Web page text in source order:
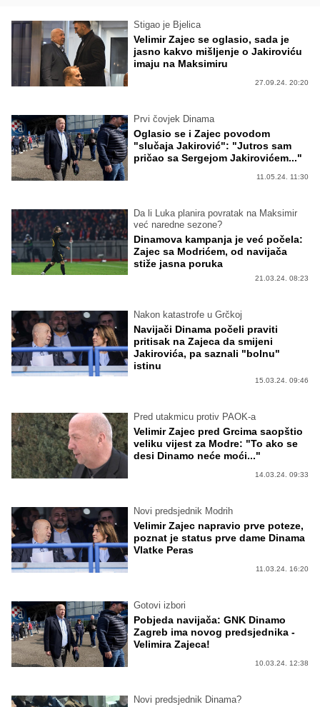
Stigao je Bjelica
Velimir Zajec se oglasio, sada je
jasno kakvo mišljenje o Jakiroviću
imaju na Maksimiru
27.09.24. 20:20
Prvi čovjek Dinama
Oglasio se i Zajec povodom
"slučaja Jakirović": "Jutros sam
pričao sa Sergejom Jakirovićem..."
11.05.24. 11:30
Da li Luka planira povratak na Maksimir
već naredne sezone?
Dinamova kampanja je već počela:
Zajec sa Modrićem, od navijača
stiže jasna poruka
21.03.24. 08:23
Nakon katastrofe u Grčkoj
Navijači Dinama počeli praviti
pritisak na Zajeca da smijeni
Jakirovića, pa saznali "bolnu"
istinu
15.03.24. 09:46
Pred utakmicu protiv PAOK-a
Velimir Zajec pred Grcima saopštio
veliku vijest za Modre: "To ako se
desi Dinamo neće moći..."
14.03.24. 09:33
Novi predsjednik Modrih
Velimir Zajec napravio prve poteze,
poznat je status prve dame Dinama
Vlatke Peras
11.03.24. 16:20
Gotovi izbori
Pobjeda navijača: GNK Dinamo
Zagreb ima novog predsjednika -
Velimira Zajeca!
10.03.24. 12:38
Novi predsjednik Dinama?